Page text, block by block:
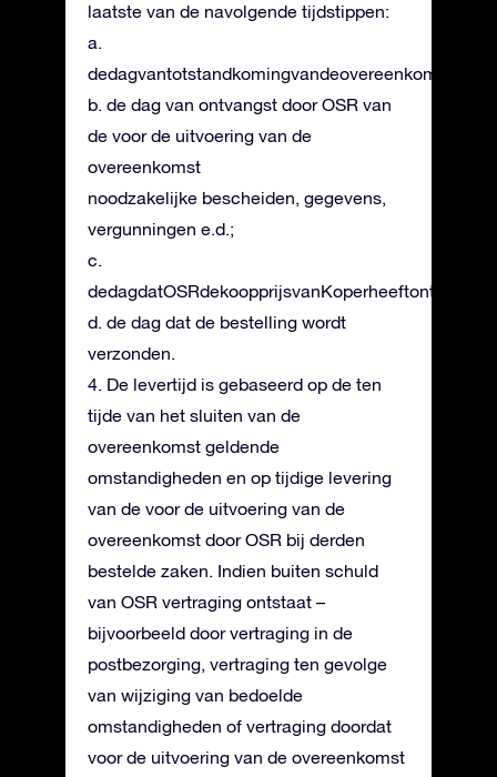
laatste van de navolgende tijdstippen:
a.
dedagvantotstandkomingvandeovereenkomst;
b. de dag van ontvangst door OSR van
de voor de uitvoering van de
overeenkomst
noodzakelijke bescheiden, gegevens,
vergunningen e.d.;
c.
dedagdatOSRdekoopprijsvanKoperheeftontvangen;
d. de dag dat de bestelling wordt
verzonden.
4. De levertijd is gebaseerd op de ten
tijde van het sluiten van de
overeenkomst geldende
omstandigheden en op tijdige levering
van de voor de uitvoering van de
overeenkomst door OSR bij derden
bestelde zaken. Indien buiten schuld
van OSR vertraging ontstaat –
bijvoorbeeld door vertraging in de
postbezorging, vertraging ten gevolge
van wijziging van bedoelde
omstandigheden of vertraging doordat
voor de uitvoering van de overeenkomst